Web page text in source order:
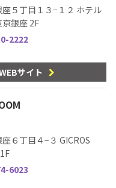
５丁目１３−１２ ホテル
銀座 2F
2222
サイト
６丁目４−３ GICROS
6023